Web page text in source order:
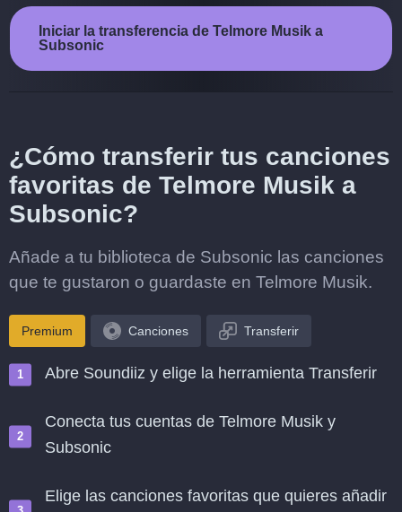
Iniciar la transferencia de Telmore Musik a
Subsonic
¿Cómo transferir tus canciones
favoritas de Telmore Musik a
Subsonic?
Añade a tu biblioteca de Subsonic las canciones
que te gustaron o guardaste en Telmore Musik.
Premium Canciones Transferir
Abre Soundiiz y elige la herramienta Transferir
Conecta tus cuentas de Telmore Musik y
Subsonic
Elige las canciones favoritas que quieres añadir